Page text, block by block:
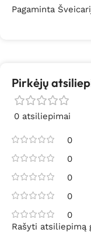
Pagaminta
Pirkėjų
0 atsiliepimai
0
0
0
0
0
Rašyti